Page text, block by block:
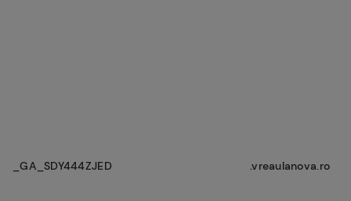
_GA_SDY444ZJED .vreaulanova.ro